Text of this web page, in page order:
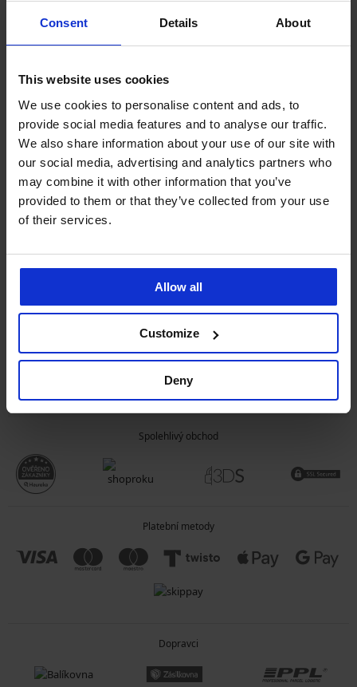
Consent Details About
This website uses cookies
We use cookies to personalise content and ads, to
provide social media features and to analyse our traffic.
We also share information about your use of our site with
our social media, advertising and analytics partners who
may combine it with other information that you’ve
provided to them or that they’ve collected from your use
of their services.
Allow all
Customize
Deny
491 204 304
info@astratex.cz
Newsletter
Nenechte si ujít žádnou slevu.
SLUŽBY ZÁKAZNÍKŮM
OBECNÉ INFORMACE
O SPOLEČNOSTI
Spolehlivý obchod
Platební metody
Dopravci